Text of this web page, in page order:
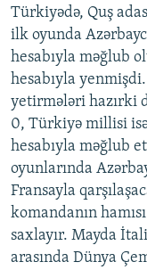
BIZIMLƏ ƏLAQƏ
XƏBƏR
Türkiyədə, Quş
ilk oyunda
hesabıyla məğlub
hesabıyla
yetirmələri hazırki
0, Türkiyə millisi
hesabıyla məğlub
oyunlarında
Fransayla
komandanın
saxlayır. Mayda
arasında Dünya